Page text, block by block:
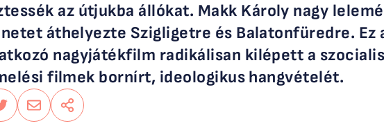
az útjukba állókat. Makk Károly nagy
áthelyezte Szigligetre és Balatonfüredre. Ez
nagyjátékfilm radikálisan kilépett a
filmek bornírt, ideologikus hangvételét.